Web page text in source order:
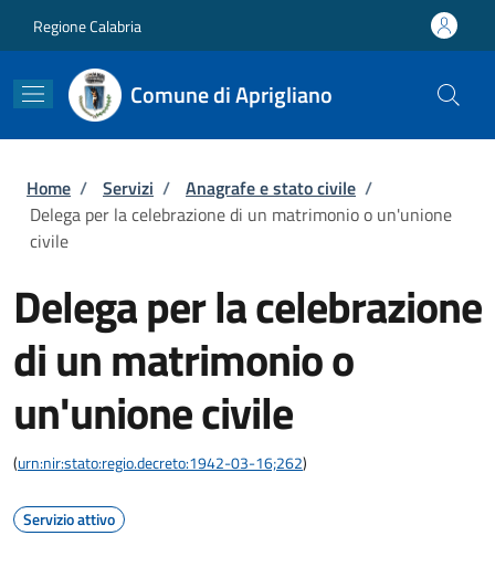
Regione Calabria
Comune di Aprigliano
Briciole di pane
Home / Servizi / Anagrafe e stato civile /
Delega per la celebrazione di un matrimonio o un'unione
civile
Delega per la celebrazione
di un matrimonio o
un'unione civile
(urn:nir:stato:regio.decreto:1942-03-16;262)
Servizio attivo